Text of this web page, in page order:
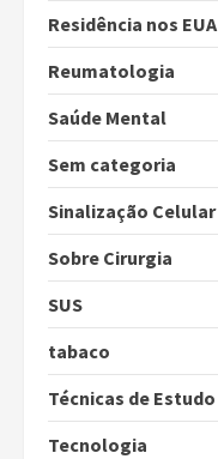
Residência nos EUA
Reumatologia
Saúde Mental
Sem categoria
Sinalização Celular
Sobre Cirurgia
SUS
tabaco
Técnicas de Estudo
Tecnologia